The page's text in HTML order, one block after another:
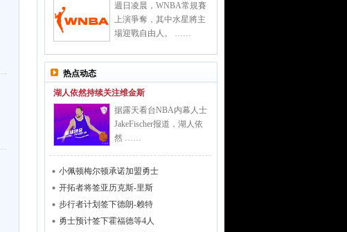
週日凌晨，WNBA常規賽
上演爭奪，其中水星將主
場迎戰自由人。 ……
热点动态
湖人依然持续关注维金斯
据露天看台NBA内幕人士
JakeFischer报道，湖人依
然 ……
小佩顿梅尔顿承诺加盟勇士
开拓者将签亚历克斯-里斯
步行者计划签下德朗-赖特
勇士预计签下霍福德等4人